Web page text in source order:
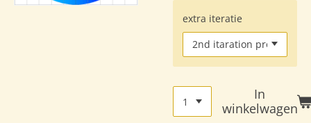
extra iteratie
In
winkelwagen